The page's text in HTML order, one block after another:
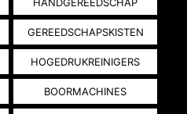
GEREEDSCHAPSKISTEN
HOGEDRUKREINIGERS
BOORMACHINES